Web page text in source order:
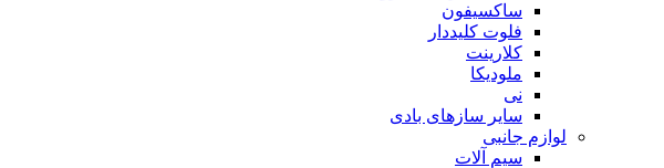
ساکسیفون
فلوت کلیددار
کلارینت
ملودیکا
نی
سایر سازهای بادی
لوازم جانبی
سیم آلات